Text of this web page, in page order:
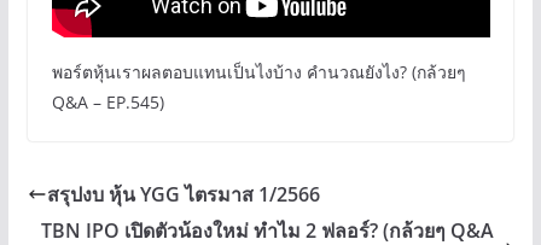
พอร์ตหุ้นเราผลตอบแทนเป็นไงบ้าง คำนวณยังไง? (กล้วยๆ
Q&A – EP.545)
สรุปงบ หุ้น YGG ไตรมาส 1/2566
TBN IPO เปิดตัวน้องใหม่ ทำไม 2 ฟลอร์? (กล้วยๆ Q&A